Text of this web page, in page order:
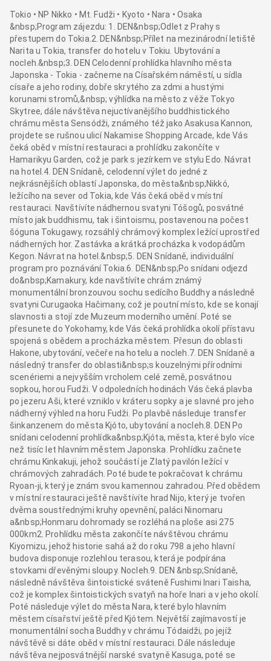
Tokio • NP Nikko • Mt. Fudži • Kyoto • Nara • Osaka
&nbsp;Program zájezdu: 1. DEN&nbsp;Odlet z Prahy s
přestupem do Tokia.2. DEN&nbsp;Přílet na mezinárodní letiště
Narita u Tokia, transfer do hotelu v Tokiu. Ubytování a
nocleh.&nbsp;3. DEN Celodenní prohlídka hlavního města
Japonska - Tokia - začneme na Císařském náměstí, u sídla
císaře a jeho rodiny, dobře skrytého za zdmi a hustými
korunami stromů,&nbsp; výhlídka na město z věže Tokyo
Skytree, dále návštěva nejuctívanějšího buddhistického
chrámu města Sensódži, známého též jako Asakusa Kannon,
projdete se rušnou ulicí Nakamise Shopping Arcade, kde Vás
čeká oběd v místní restauraci a prohlídku zakončíte v
Hamarikyu Garden, což je park s jezírkem ve stylu Edo. Návrat
na hotel.4. DEN Snídaně, celodenní výlet do jedné z
nejkrásnějších oblastí Japonska, do města&nbsp;Nikkó,
ležícího na sever od Tokia, kde Vás čeká oběd v místní
restauraci. Navštívíte nádhernou svatyni Tóšogů, posvátné
místo jak buddhismu, tak i šintoismu, postavenou na počest
šóguna Tokugawy, rozsáhlý chrámový komplex ležící uprostřed
nádherných hor. Zastávka a krátká procházka k vodopádům
Kegon. Návrat na hotel.&nbsp;5. DEN Snídaně, individuální
program pro poznávání Tokia.6. DEN&nbsp;Po snídani odjezd
do&nbsp;Kamakury, kde navštívíte chrám známý
monumentální bronzouvou sochu sedícího Buddhy a následně
svatyni Curugaoka Hačimany, což je poutní místo, kde se konají
slavnosti a stojí zde Muzeum moderního umění. Poté se
přesunete do Yokohamy, kde Vás čeká prohlídka okolí přístavu
spojená s obědem a procházka městem. Přesun do oblasti
Hakone, ubytování, večeře na hotelu a nocleh.7. DEN Snídaně a
následný transfer do oblasti&nbsp;s kouzelnými přírodními
scenériemi a nejvyšším vrcholem celé země, posvátnou
sopkou, horou Fudži. V odpoledních hodinách Vás čeká plavba
po jezeru Aši, které vzniklo v kráteru sopky a je slavné pro jeho
nádherný výhled na horu Fudži. Po plavbě následuje transfer
šinkanzenem do města Kjóto, ubytování a nocleh.8. DEN Po
snídani celodenní prohlídka&nbsp;Kjóta, města, které bylo více
než tisíc let hlavním městem Japonska. Prohlídku začnete
chrámu Kinkakuji, jehož součástí je Zlatý pavilón ležící v
chrámových zahradách. Poté budete pokračovat k chrámu
Ryoan-ji, který je znám svou kamennou zahradou. Před obědem
v místní restauraci ještě navštívíte hrad Nijo, který je tvořen
dvěma soustřednými kruhy opevnění, paláci Ninomaru
a&nbsp;Honmaru dohromady se rozléhá na ploše asi 275
000km2. Prohlídku města zakončíte návštěvou chrámu
Kiyomizu, jehož historie sahá až do roku 798 a jeho hlavní
budova disponuje rozlehlou terasou, která je podpírána
stovkami dřevěnými sloupy. Nocleh.9. DEN &nbsp;Snídaně,
následně návštěva šintoistické sváteně Fushimi Inari Taisha,
což je komplex šintoistických svatyň na hoře Inari a v jeho okolí.
Poté následuje výlet do města Nara, které bylo hlavním
městem císařství ještě před Kjótem. Největší zajímavostí je
monumentální socha Buddhy v chrámu Tódaidži, po jejíž
návštěvě si dáte oběd v místní restauraci. Dále následuje
návštěva nejposvátnější narské svatyně Kasuga, poté se